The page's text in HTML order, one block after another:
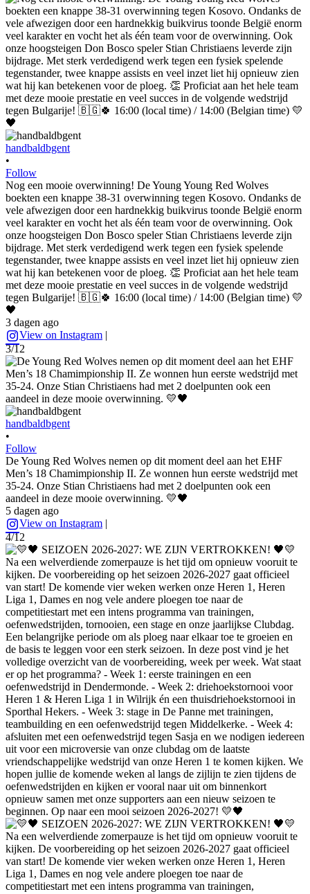
handbaldbgent
•
Follow
Nog een mooie overwinning! De Young Young Red Wolves
boekten een knappe 38-31 overwinning tegen Kosovo. Ondanks de
vele afwezigen door een hardnekkig buikvirus toonde België enorm
veel karakter en vocht het als één team voor de overwinning. Ook
onze hoogsteigen Don Bosco speler Stian Christiaens leverde zijn
bijdrage. Met sterk verdedigend werk tegen een fysiek spelende
tegenstander, twee knappe assists en veel inzet liet hij opnieuw zien
wat hij kan betekenen voor de ploeg. 👏 Proficiat aan het hele team
met deze mooie prestatie en veel succes in de volgende wedstrijd
tegen Bulgarije! 🇧🇬🍀 16:00 (local time) / 14:00 (Belgian time) 💛
🖤
3 dagen ago
View on Instagram |
3/12
handbaldbgent
•
Follow
De Young Red Wolves nemen op dit moment deel aan het EHF
Men’s 18 Chamimpionship II. Ze wonnen hun eerste wedstrijd met
35-24. Onze Stian Christiaens had met 2 doelpunten ook een
aandeel in deze mooie overwinning. 💛🖤
5 dagen ago
View on Instagram |
4/12